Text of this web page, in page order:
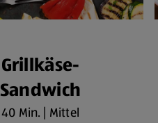
Grillkäse-
Sandwich
40 Min. | Mittel